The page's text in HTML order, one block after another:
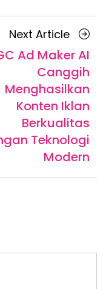
Next Article Next
Article
Ad Maker AI
Canggih
Menghasilkan
Konten Iklan
Berkualitas
Teknologi
Modern